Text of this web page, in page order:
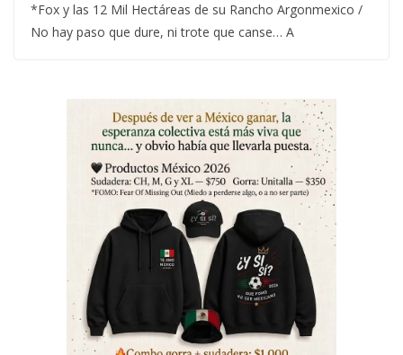
*Fox y las 12 Mil Hectáreas de su Rancho Argonmexico /
No hay paso que dure, ni trote que canse… A